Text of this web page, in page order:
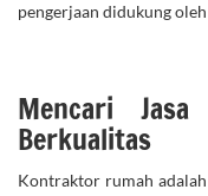
pengerjaan didukung
Mencari
Berkualitas
Kontraktor rumah